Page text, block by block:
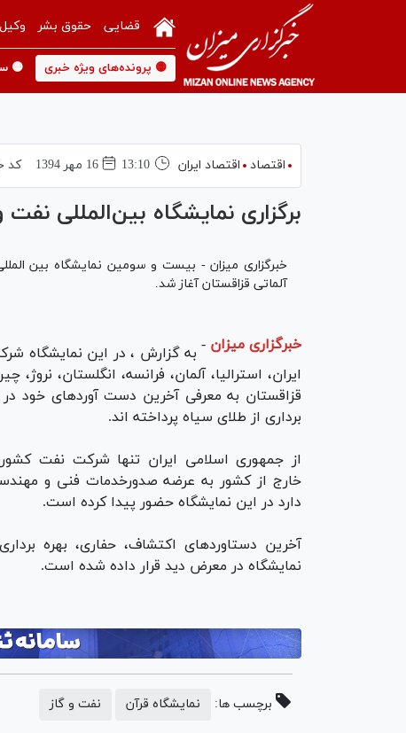
قضایی حقوق بشر
🟡 پرونده‌های ویژه خبری 🟡
اقتصاد اقتصاد ایران 13:10 16 مهر 1394 کد
برگزاری نمایشگاه بین‌المللی
آلماتی قزاقستان آغاز شد.
خبرگزاری میزان - به گزارش ، در این نمایشگاه
ایران، استرالیا، آلمان، فرانسه، انگلستان، نروژ،
قزاقستان به معرفی آخرین دست آوردهای خود در
برداری از طلای سیاه پرداخته اند.
از جمهوری اسلامی ایران تنها شرکت نفت
خارج از کشور به عرضه صدورخدمات فنی و
دارد در این نمایشگاه حضور پیدا کرده است.
آخرین دستاوردهای اکتشاف، حفاری، بهره
نمایشگاه در معرض دید قرار داده شده است.
برچسب ها: نمایشگاه قرآن نفت و گاز